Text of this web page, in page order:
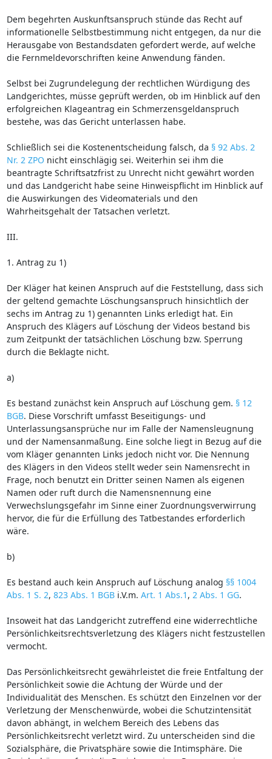
Dem begehrten Auskunftsanspruch stünde das Recht auf
informationelle Selbstbestimmung nicht entgegen, da nur die
Herausgabe von Bestandsdaten gefordert werde, auf welche
die Fernmeldevorschriften keine Anwendung fänden.
Selbst bei Zugrundelegung der rechtlichen Würdigung des
Landgerichtes, müsse geprüft werden, ob im Hinblick auf den
erfolgreichen Klageantrag ein Schmerzensgeldanspruch
bestehe, was das Gericht unterlassen habe.
Schließlich sei die Kostenentscheidung falsch, da § 92 Abs. 2
Nr. 2 ZPO nicht einschlägig sei. Weiterhin sei ihm die
beantragte Schriftsatzfrist zu Unrecht nicht gewährt worden
und das Landgericht habe seine Hinweispflicht im Hinblick auf
die Auswirkungen des Videomaterials und den
Wahrheitsgehalt der Tatsachen verletzt.
III.
1. Antrag zu 1)
Der Kläger hat keinen Anspruch auf die Feststellung, dass sich
der geltend gemachte Löschungsanspruch hinsichtlich der
sechs im Antrag zu 1) genannten Links erledigt hat. Ein
Anspruch des Klägers auf Löschung der Videos bestand bis
zum Zeitpunkt der tatsächlichen Löschung bzw. Sperrung
durch die Beklagte nicht.
a)
Es bestand zunächst kein Anspruch auf Löschung gem. § 12
BGB. Diese Vorschrift umfasst Beseitigungs- und
Unterlassungsansprüche nur im Falle der Namensleugnung
und der Namensanmaßung. Eine solche liegt in Bezug auf die
vom Kläger genannten Links jedoch nicht vor. Die Nennung
des Klägers in den Videos stellt weder sein Namensrecht in
Frage, noch benutzt ein Dritter seinen Namen als eigenen
Namen oder ruft durch die Namensnennung eine
Verwechslungsgefahr im Sinne einer Zuordnungsverwirrung
hervor, die für die Erfüllung des Tatbestandes erforderlich
wäre.
b)
Es bestand auch kein Anspruch auf Löschung analog §§ 1004
Abs. 1 S. 2, 823 Abs. 1 BGBi.V.m. Art. 1 Abs.1 , 2 Abs. 1 GG.
Insoweit hat das Landgericht zutreffend eine widerrechtliche
Persönlichkeitsrechtsverletzung des Klägers nicht festzustellen
vermocht.
Das Persönlichkeitsrecht gewährleistet die freie Entfaltung der
Persönlichkeit sowie die Achtung der Würde und der
Individualität des Menschen. Es schützt den Einzelnen vor der
Verletzung der Menschenwürde, wobei die Schutzintensität
davon abhängt, in welchem Bereich des Lebens das
Persönlichkeitsrecht verletzt wird. Zu unterscheiden sind die
Sozialsphäre, die Privatsphäre sowie die Intimsphäre. Die